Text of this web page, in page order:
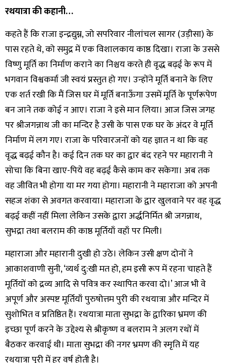
रथयात्रा की कहानी…
कहते हैं कि राजा इन्द्रद्युम्न, जो सपरिवार नीलांचल सागर (उड़ीसा) के
पास रहते थे, को समुद्र में एक विशालकाय काष्ठ दिखा। राजा के उससे
विष्णु मूर्ति का निर्माण कराने का निश्चय करते ही वृद्ध बढ़ई के रूप में
भगवान विश्वकर्मा जी स्वयं प्रस्तुत हो गए। उन्होंने मूर्ति बनाने के लिए
एक शर्त रखी कि मैं जिस घर में मूर्ति बनाऊँगा उसमें मूर्ति के पूर्णरूपेण
बन जाने तक कोई न आए। राजा ने इसे मान लिया। आज जिस जगह
पर श्रीजगन्नाथ जी का मन्दिर है उसी के पास एक घर के अंदर वे मूर्ति
निर्माण में लग गए। राजा के परिवारजनों को यह ज्ञात न था कि वह
वृद्ध बढ़ई कौन है। कई दिन तक घर का द्वार बंद रहने पर महारानी ने
सोचा कि बिना खाए-पिये वह बढ़ई कैसे काम कर सकेगा। अब तक
वह जीवित भी होगा या मर गया होगा। महारानी ने महाराजा को अपनी
सहज शंका से अवगत करवाया। महाराजा के द्वार खुलवाने पर वह वृद्ध
बढ़ई कहीं नहीं मिला लेकिन उसके द्वारा अर्द्धनिर्मित श्री जगन्नाथ,
सुभद्रा तथा बलराम की काष्ठ मूर्तियाँ वहाँ पर मिली।
महाराजा और महारानी दुखी हो उठे। लेकिन उसी क्षण दोनों ने
आकाशवाणी सुनी, ‘व्यर्थ दु:खी मत हो, हम इसी रूप में रहना चाहते हैं
मूर्तियों को द्रव्य आदि से पवित्र कर स्थापित करवा दो।’ आज भी वे
अपूर्ण और अस्पष्ट मूर्तियाँ पुरुषोत्तम पुरी की रथयात्रा और मन्दिर में
सुशोभित व प्रतिष्ठित हैं। रथयात्रा माता सुभद्रा के द्वारिका भ्रमण की
इच्छा पूर्ण करने के उद्देश्य से श्रीकृष्ण व बलराम ने अलग रथों में
बैठकर करवाई थी। माता सुभद्रा की नगर भ्रमण की स्मृति में यह